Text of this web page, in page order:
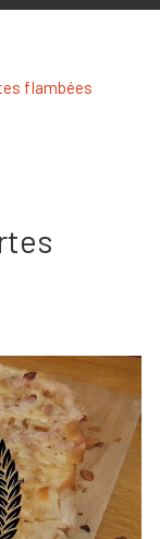
flambées